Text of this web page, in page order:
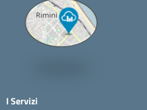
I Servizi